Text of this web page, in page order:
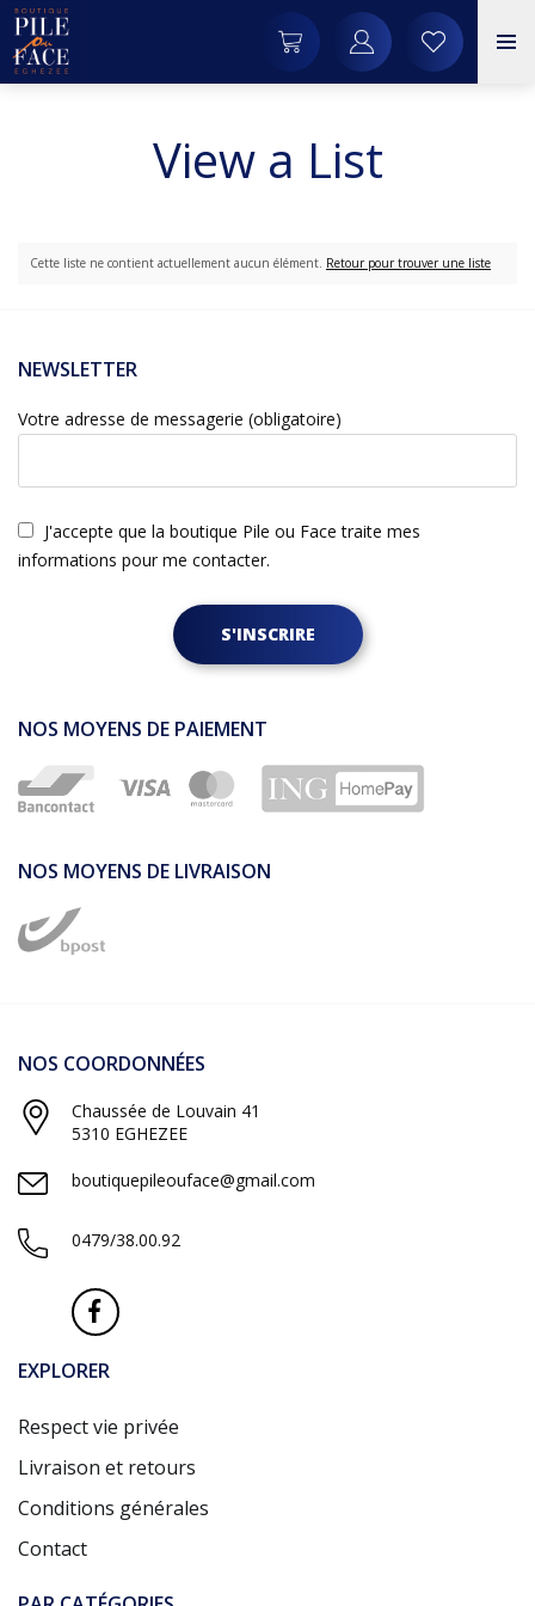
View a List
Cette liste ne contient actuellement aucun élément. Retour pour trouver une liste
NEWSLETTER
Votre adresse de messagerie (obligatoire)
J'accepte que la boutique Pile ou Face traite mes
informations pour me contacter.
S'INSCRIRE
NOS MOYENS DE PAIEMENT
NOS MOYENS DE LIVRAISON
NOS COORDONNÉES
Chaussée de Louvain 41
5310 EGHEZEE
boutiquepileouface@gmail.com
0479/38.00.92
EXPLORER
Respect vie privée
Livraison et retours
Conditions générales
Contact